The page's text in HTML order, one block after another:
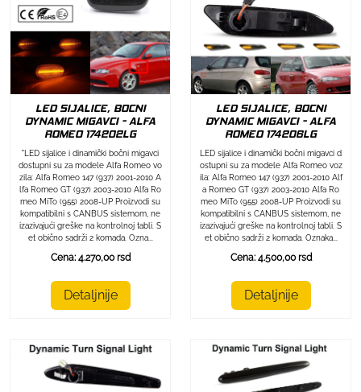
LED SIJALICE, BOCNI
DYNAMIC MIGAVCI - ALFA
ROMEO 174202LG
"LED sijalice i dinamički bočni migavci
dostupni su za modele Alfa Romeo vo
zila: Alfa Romeo 147 (937) 2001-2010 A
lfa Romeo GT (937) 2003-2010 Alfa Ro
meo MiTo (955) 2008-UP Proizvodi su
kompatibilni s CANBUS sistemom, ne
izazivajući greške na kontrolnoj tabli. S
et obično sadrži 2 komada. Ozna...
Cena: 4.270,00 rsd
Detaljnije
LED SIJALICE, BOCNI
DYNAMIC MIGAVCI - ALFA
ROMEO 174206LG
LED sijalice i dinamički bočni migavci d
ostupni su za modele Alfa Romeo voz
ila: Alfa Romeo 147 (937) 2001-2010 Alf
a Romeo GT (937) 2003-2010 Alfa Ro
meo MiTo (955) 2008-UP Proizvodi su
kompatibilni s CANBUS sistemom, ne
izazivajući greške na kontrolnoj tabli. S
et obično sadrži 2 komada. Oznaka...
Cena: 4.500,00 rsd
Detaljnije